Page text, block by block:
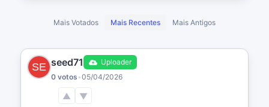
Mais Votados Mais Recentes Mais Antigos
seed71
Uploader
0 votos •05/04/2026
▲ ▼